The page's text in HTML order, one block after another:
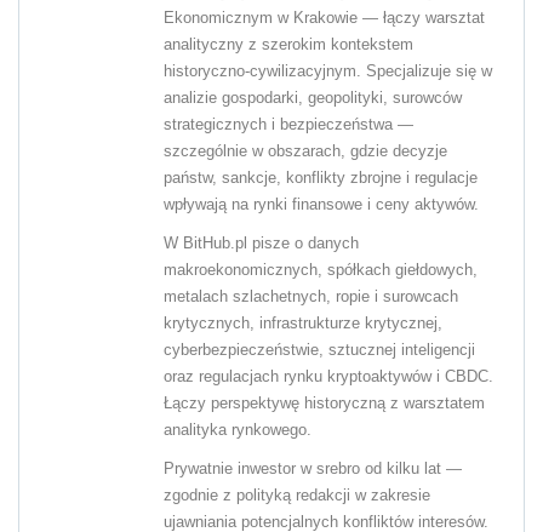
Ekonomicznym w Krakowie — łączy warsztat
analityczny z szerokim kontekstem
historyczno-cywilizacyjnym. Specjalizuje się w
analizie gospodarki, geopolityki, surowców
strategicznych i bezpieczeństwa —
szczególnie w obszarach, gdzie decyzje
państw, sankcje, konflikty zbrojne i regulacje
wpływają na rynki finansowe i ceny aktywów.
W BitHub.pl pisze o danych
makroekonomicznych, spółkach giełdowych,
metalach szlachetnych, ropie i surowcach
krytycznych, infrastrukturze krytycznej,
cyberbezpieczeństwie, sztucznej inteligencji
oraz regulacjach rynku kryptoaktywów i CBDC.
Łączy perspektywę historyczną z warsztatem
analityka rynkowego.
Prywatnie inwestor w srebro od kilku lat —
zgodnie z polityką redakcji w zakresie
ujawniania potencjalnych konfliktów interesów.